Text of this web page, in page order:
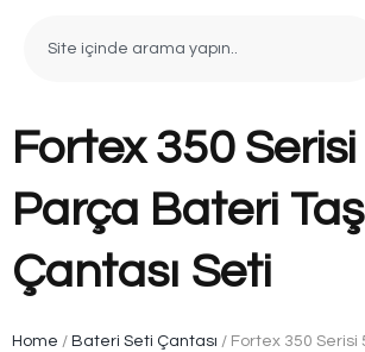
Fortex 350
Parça Bateri
Çantası Seti
Home / Bateri Seti Çantası / Fortex 350 Serisi